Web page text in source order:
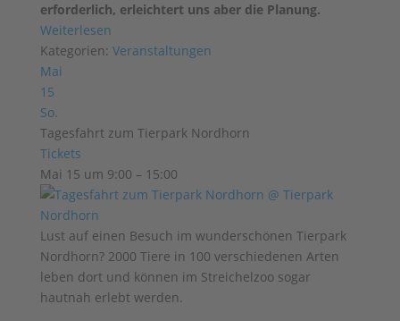
erforderlich, erleichtert uns aber die Planung.
Weiterlesen
Kategorien: Veranstaltungen
Mai
15
So.
Tagesfahrt zum Tierpark Nordhorn
Tickets
Mai 15 um 9:00 – 15:00
Lust auf einen Besuch im wunderschönen Tierpark
Nordhorn? 2000 Tiere in 100 verschiedenen Arten
leben dort und können im Streichelzoo sogar
hautnah erlebt werden.